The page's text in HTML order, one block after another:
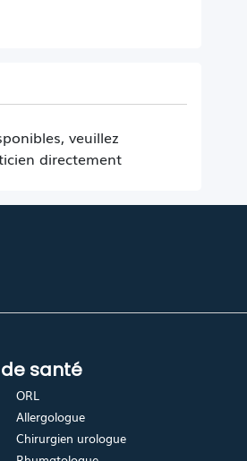
veuillez
directement
santé
ORL
Allergologue
Chirurgien urologue